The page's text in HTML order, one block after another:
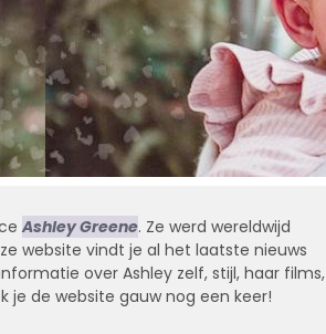
Ashley Greene. Ze werd wereldwijd
website vindt je al het laatste nieuws
over Ashley zelf, stijl, haar films,
je de website gauw nog een keer!